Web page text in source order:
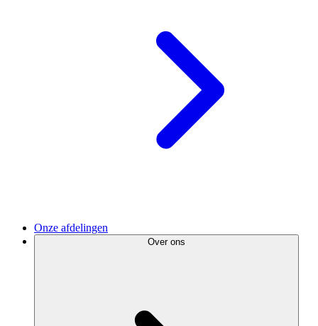
Onze afdelingen
Over ons